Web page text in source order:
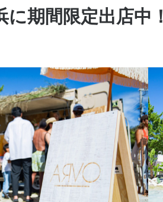
期間限定出店中！